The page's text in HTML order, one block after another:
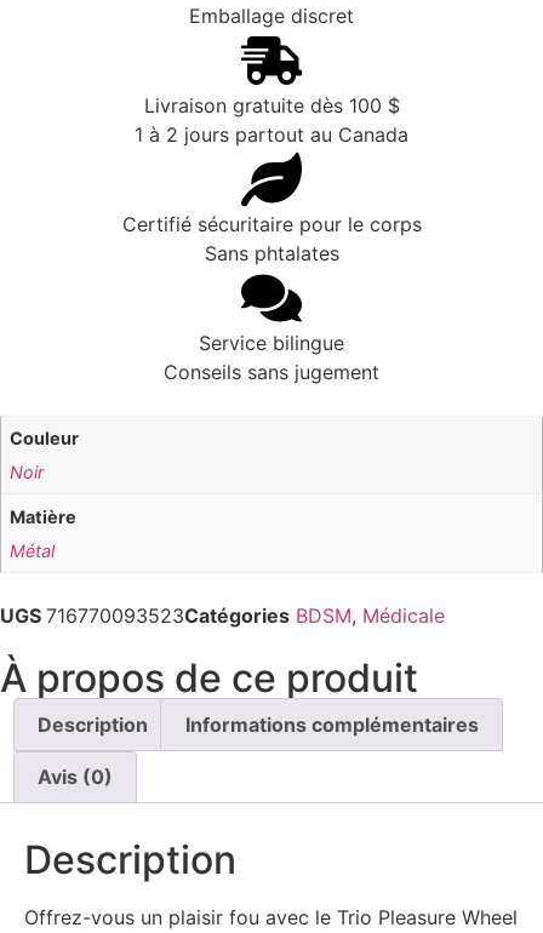
Emballage discret
Livraison gratuite dès 100 $
1 à 2 jours partout au Canada
Certifié sécuritaire pour le corps
Sans phtalates
Service bilingue
Conseils sans jugement
Couleur
Noir
Matière
Métal
UGS 716770093523Catégories BDSM, Médicale
À propos de ce produit
Description Informations complémentaires
Avis (0)
Description
Offrez-vous un plaisir fou avec le Trio Pleasure Wheel